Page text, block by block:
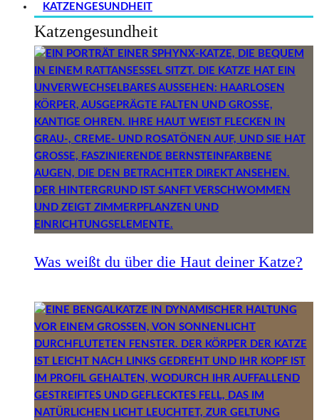
KATZENGESUNDHEIT
Katzengesundheit
Was weißt du über die Haut deiner Katze?